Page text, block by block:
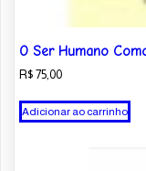
O Ser Humano
R$ 75,00
Adicionar ao carrinho